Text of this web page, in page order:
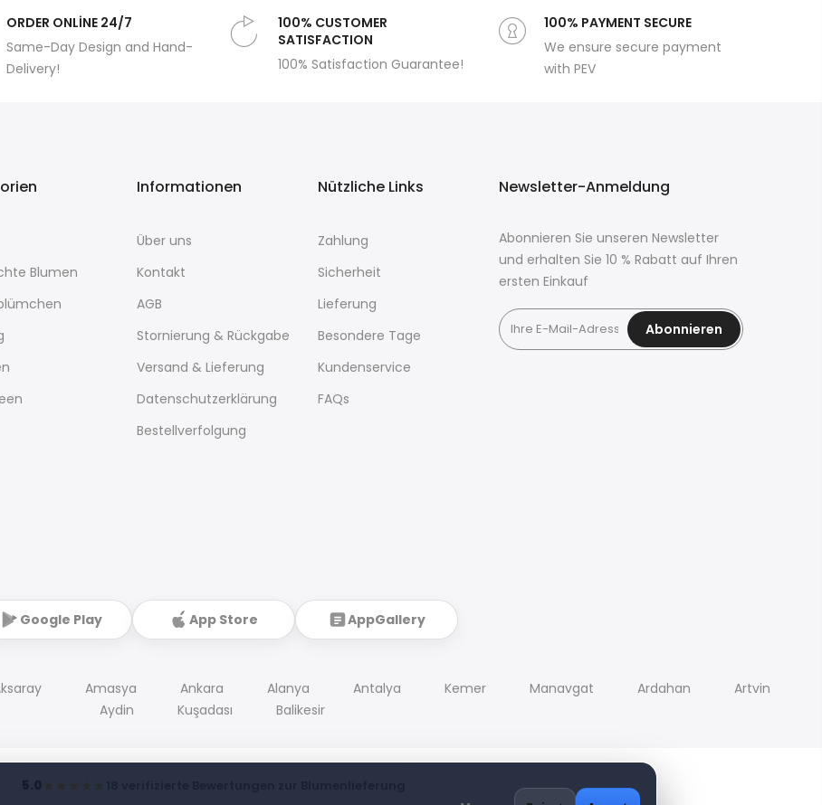
ORDER ONLİNE 24/7
Same-Day Design and Hand-
Delivery!
100% CUSTOMER
SATISFACTION
100% Satisfaction Guarantee!
100% PAYMENT SECURE
We ensure secure payment
with PEV
Blumen
Informationen
Über uns
Kontakt
AGB
Stornierung & Rückgabe
Versand & Lieferung
Datenschutzerklärung
Bestellverfolgung
Nützliche Links
Zahlung
Sicherheit
Lieferung
Besondere Tage
Kundenservice
FAQs
Newsletter-Anmeldung
Abonnieren Sie unseren Newsletter
und erhalten Sie 10 % Rabatt auf Ihren
ersten Einkauf
Abonnieren
Google Play App Store AppGallery
Amasya Ankara Alanya Antalya Kemer Manavgat Ardahan
Artvin
Aydin
Kuşadası Balikesir
★★★★★